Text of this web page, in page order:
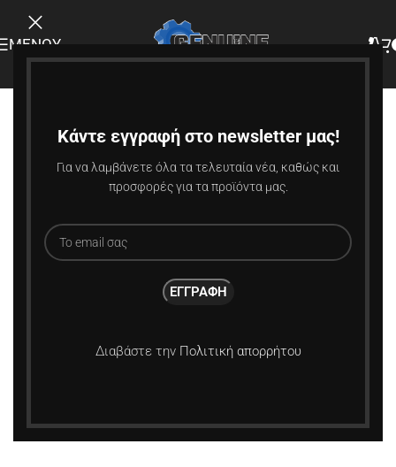
Κάντε εγγραφή στο newsletter μας!
Για να λαμβάνετε όλα τα τελευταία νέα, καθώς και
προσφορές για τα προϊόντα μας.
Διαβάστε την Πολιτική απορρήτου
ΜΕΝΟΎ